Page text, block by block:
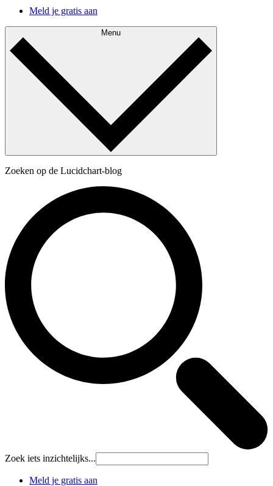
Meld je gratis aan
Menu
Zoeken op de Lucidchart-blog
Zoek iets inzichtelijks...
Meld je gratis aan